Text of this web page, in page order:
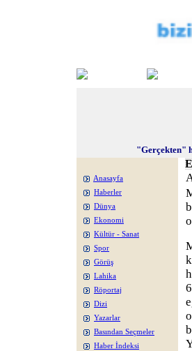
"Gerçekten"
Anasayfa
Haberler
Dünya
Ekonomi
Kültür - Sanat
Spor
Görüş
Lahika
Röportaj
Dizi
Yazarlar
Basından Seçmeler
Haber İndeksi